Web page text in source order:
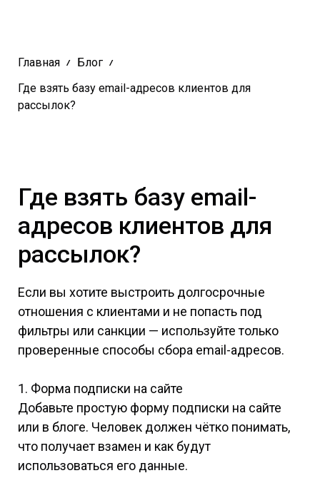
Главная
Блог
Где взять базу email-адресов клиентов для
рассылок?
Где взять базу email-
адресов клиентов для
рассылок?
Если вы хотите выстроить долгосрочные
отношения с клиентами и не попасть под
фильтры или санкции — используйте только
проверенные способы сбора email-адресов.
1. Форма подписки на сайте
Добавьте простую форму подписки на сайте
или в блоге. Человек должен чётко понимать,
что получает взамен и как будут
использоваться его данные.